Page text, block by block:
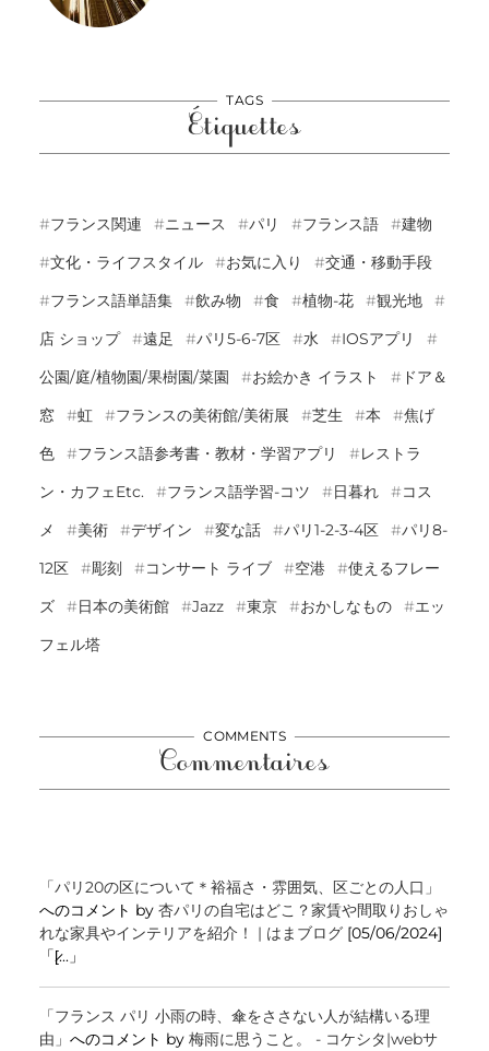
TAGS
Étiquettes
フランス関連 ニュース パリ フランス語
建物
文化・ライフスタイル
お気に入り
交通・移動手段
フランス語単語集
飲み物 食 植物-花
観光地
店 ショップ
遠足 パリ5-6-7区 水
IOSアプリ
公園/庭/植物園/果樹園/菜園
お絵かき イラスト
ドア＆
窓
虹 フランスの美術館/美術展 芝生 本
焦げ
色
フランス語参考書・教材・学習アプリ
レストラ
ン・カフェetc.
フランス語学習-コツ 日暮れ
コス
メ
美術 デザイン 変な話 パリ1-2-3-4区
パリ8-
12区
彫刻 コンサート ライブ 空港
使えるフレー
ズ
日本の美術館 Jazz 東京 おかしなもの
エッ
フェル塔
COMMENTS
Commentaires
「パリ20の区について＊裕福さ・雰囲気、区ごとの人口」
へのコメント by 杏パリの自宅はどこ？家賃や間取りおしゃ
れな家具やインテリアを紹介！ | はまブログ[05/06/2024]
「[̷...」
「フランス パリ 小雨の時、傘をささない人が結構いる理
由」 へのコメント by 梅雨に思うこと。 - コケシタ|webサ